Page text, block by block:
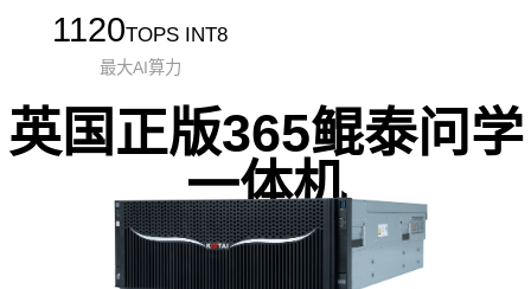
1120TOPS INT8
最大AI算力
英国正版365鲲泰问学
一体机